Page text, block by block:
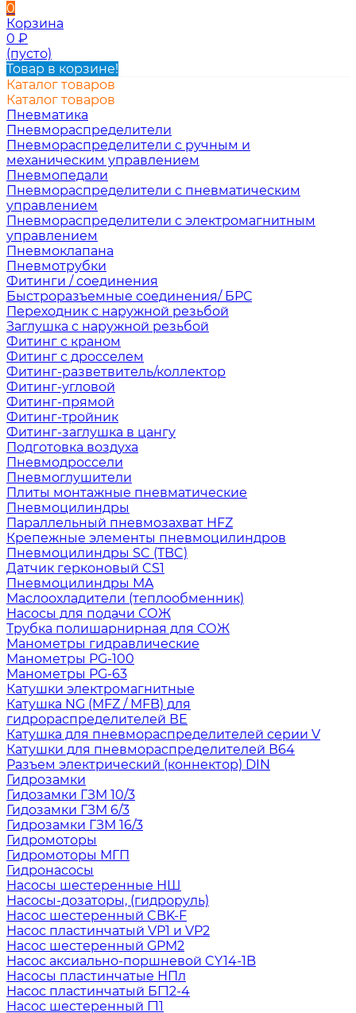
0
Корзина
0 ₽
(пусто)
Товар в корзине!
Каталог товаров
Каталог товаров
Пневматика
Пневмораспределители
Пневмораспределители с ручным и
механическим управлением
Пневмопедали
Пневмораспределители с пневматическим
управлением
Пневмораспределители с электромагнитным
управлением
Пневмоклапана
Пневмотрубки
Фитинги / соединения
Быстроразъемные соединения/ БРС
Переходник с наружной резьбой
Заглушка с наружной резьбой
Фитинг с краном
Фитинг с дросселем
Фитинг-разветвитель/коллектор
Фитинг-угловой
Фитинг-прямой
Фитинг-тройник
Фитинг-заглушка в цангу
Подготовка воздуха
Пневмодроссели
Пневмоглушители
Плиты монтажные пневматические
Пневмоцилиндры
Параллельный пневмозахват HFZ
Крепежные элементы пневмоцилиндров
Пневмоцилиндры SC (TBC)
Датчик герконовый CS1
Пневмоцилиндры MA
Маслоохладители (теплообменник)
Насосы для подачи СОЖ
Трубка полишарнирная для СОЖ
Манометры гидравлические
Манометры PG-100
Манометры PG-63
Катушки электромагнитные
Катушка NG (MFZ / MFB) для
гидрораспределителей ВЕ
Катушка для пневмораспределителей серии V
Катушки для пневмораспределителей В64
Разъем электрический (коннектор) DIN
Гидрозамки
Гидозамки ГЗМ 10/3
Гидозамки ГЗМ 6/3
Гидрозамки ГЗМ 16/3
Гидромоторы
Гидромоторы МГП
Гидронасосы
Насосы шестеренные НШ
Насосы-дозаторы, (гидроруль)
Насос шестеренный CBK-F
Насос пластинчатый VP1 и VP2
Насос шестеренный GPM2
Насос аксиально-поршневой CY14-1B
Насосы пластинчатые НПл
Насос пластинчатый БГ12-4
Насос шестеренный Г11